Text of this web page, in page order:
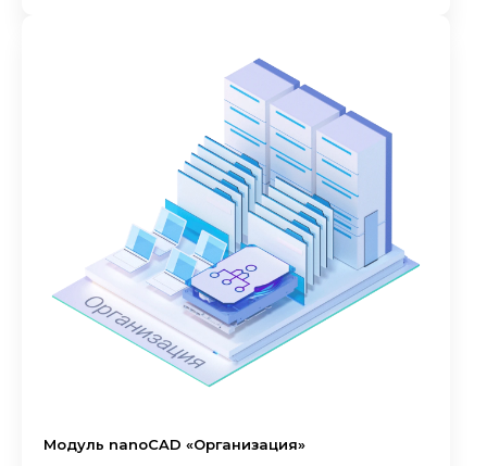
Модуль nanoCAD «Организация»